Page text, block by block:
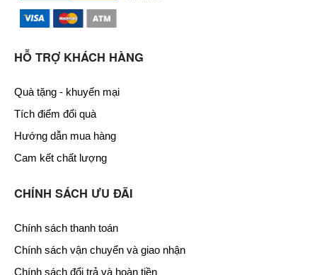
HỖ TRỢ KHÁCH HÀNG
Quà tặng - khuyến mại
Tích điểm đổi quà
Hướng dẫn mua hàng
Cam kết chất lượng
CHÍNH SÁCH ƯU ĐÃI
Chính sách thanh toán
Chính sách vận chuyển và giao nhận
Chính sách đổi trả và hoàn tiền